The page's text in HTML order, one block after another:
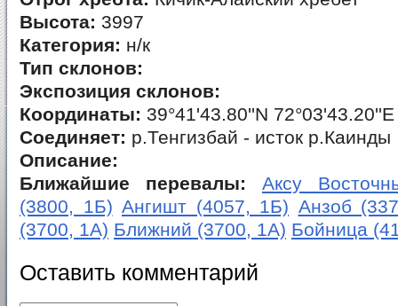
Высота: 3997
Категория: н/к
Тип склонов:
Экспозиция склонов:
Координаты: 39°41'43.80''N 72°03'43.20''E
Соединяет: р.Тенгизбай - исток р.Каинды
Описание:
Ближайшие перевалы:
Аксу
(3800, 1Б) Ангишт (4057, 1Б) Анзоб
(3700, 1А) Ближний (3700, 1А) Бойница
Оставить комментарий